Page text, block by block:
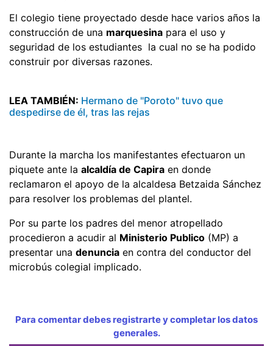
El colegio tiene proyectado desde hace varios años la
construcción de una marquesina para el uso y
seguridad de los estudiantes la cual no se ha podido
construir por diversas razones.
LEA TAMBIÉN: Hermano de "Poroto" tuvo que
despedirse de él, tras las rejas
Durante la marcha los manifestantes efectuaron un
piquete ante la alcaldía de Capira en donde
reclamaron el apoyo de la alcaldesa Betzaida Sánchez
para resolver los problemas del plantel.
Por su parte los padres del menor atropellado
procedieron a acudir al Ministerio Publico (MP) a
presentar una denuncia en contra del conductor del
microbús colegial implicado.
Para comentar debes registrarte y completar los datos
generales.